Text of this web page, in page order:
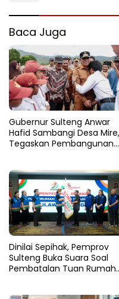
Baca Juga
Gubernur Sulteng Anwar
Hafid Sambangi Desa Mire,
Tegaskan Pembangunan
Dinilai Sepihak, Pemprov
Sulteng Buka Suara Soal
Pembatalan Tuan Rumah